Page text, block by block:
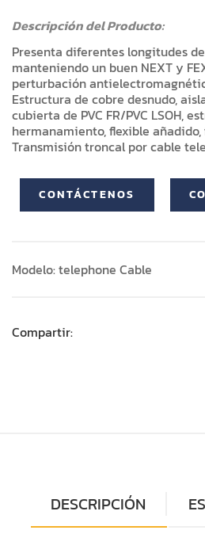
Descripción del Producto:
Presenta diferentes longitudes
manteniendo un buen NEXT y
perturbación
Estructura de cobre desnudo,
cubierta de PVC FR/PVC LSOH,
hermanamiento, flexible
Transmisión troncal por cable
CONTÁCTENOS
Modelo: telephone Cable
Compartir:
DESCRIPCIÓN